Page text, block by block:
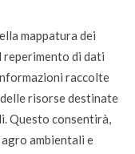
mappatura dei
reperimento di dati
raccolte
risorse destinate
Questo consentirà,
ambientali e